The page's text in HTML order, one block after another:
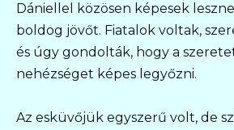
Dániellel közösen képesek
boldog jövőt. Fiatalok voltak,
és úgy gondolták, hogy a
nehézséget képes legyőzni.
Az esküvőjük egyszerű volt, de